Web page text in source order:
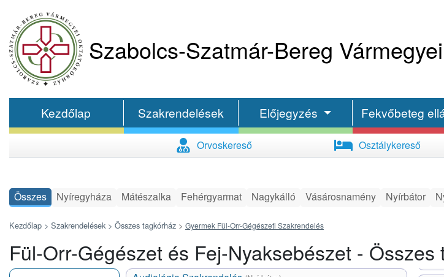
Szabolcs-Szatmár-Bereg
Kezdőlap Szakrendelések Előjegyzés Fekvőbeteg
Orvoskereső Osztálykereső
Összes Nyíregyháza Mátészalka Fehérgyarmat Nagykálló Vásárosnamény Nyírbátor
Kezdőlap > Szakrendelések > Összes tagkórház > Gyermek Fül-Orr-Gégészeti Szakrendelés
Fül-Orr-Gégészet és Fej-Nyaksebészet - Összes